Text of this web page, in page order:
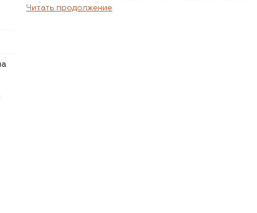
собственную фабрику с намерением шить
Читать продолжение